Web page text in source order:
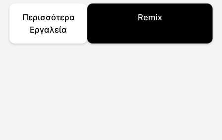
Περισσότερα
Εργαλεία
Remix